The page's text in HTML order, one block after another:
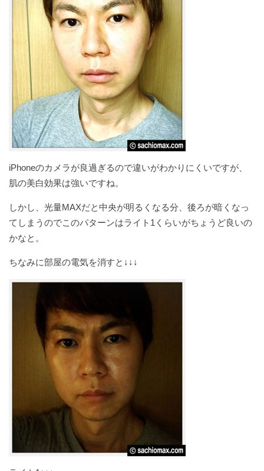
iPhoneのカメラが良過ぎるので違いがわかりにくいですが、
肌の美白効果は強いですね。
しかし、光量MAXだと中央が明るくなる分、後ろが暗くなっ
てしまうのでこのパターンはライト1くらいがちょうど良いの
かなと。
ちなみに部屋の電気を消すと↓↓↓